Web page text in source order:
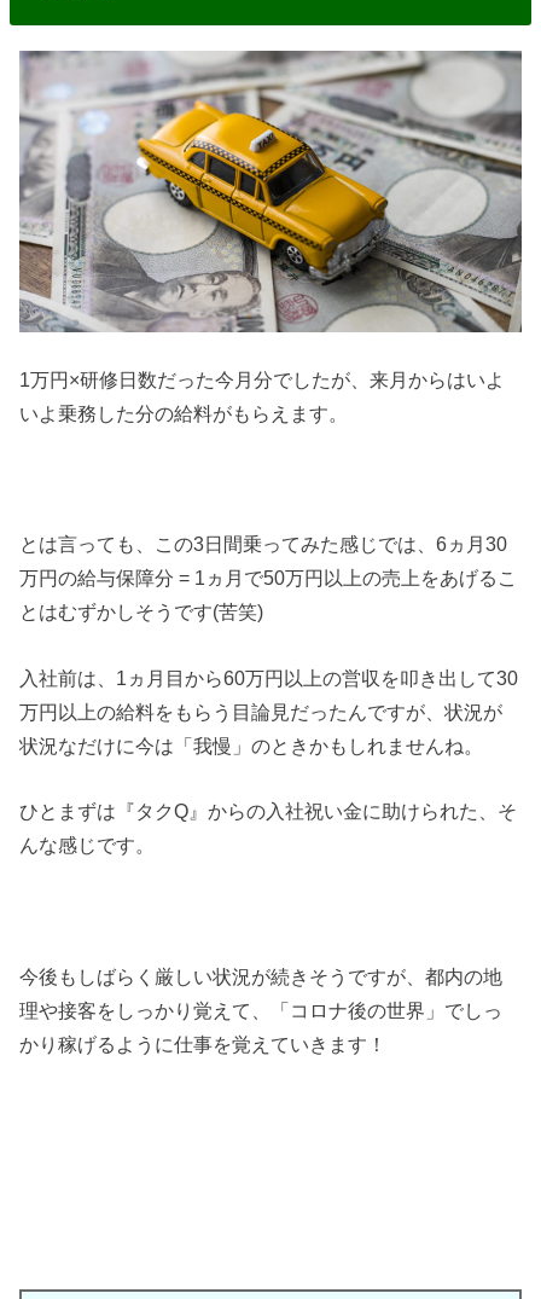
1万円×研修日数だった今月分でしたが、来月からはいよ
いよ乗務した分の給料がもらえます。
とは言っても、この3日間乗ってみた感じでは、6ヵ月30
万円の給与保障分 = 1ヵ月で50万円以上の売上をあげるこ
とはむずかしそうです(苦笑)
入社前は、1ヵ月目から60万円以上の営収を叩き出して30
万円以上の給料をもらう目論見だったんですが、状況が
状況なだけに今は「我慢」のときかもしれませんね。
ひとまずは『タクQ』からの入社祝い金に助けられた、そ
んな感じです。
今後もしばらく厳しい状況が続きそうですが、都内の地
理や接客をしっかり覚えて、「コロナ後の世界」でしっ
かり稼げるように仕事を覚えていきます！